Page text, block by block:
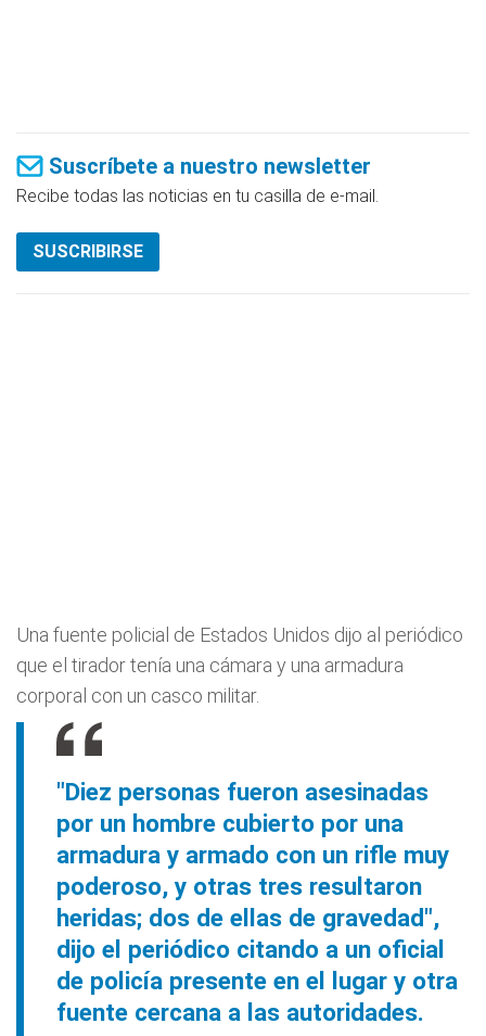
Suscríbete a nuestro newsletter
Recibe todas las noticias en tu casilla de e-mail.
SUSCRIBIRSE
Una fuente policial de Estados Unidos dijo al periódico
que el tirador tenía una cámara y una armadura
corporal con un casco militar.
"Diez personas fueron asesinadas
por un hombre cubierto por una
armadura y armado con un rifle muy
poderoso, y otras tres resultaron
heridas; dos de ellas de gravedad",
dijo el periódico citando a un oficial
de policía presente en el lugar y otra
fuente cercana a las autoridades.